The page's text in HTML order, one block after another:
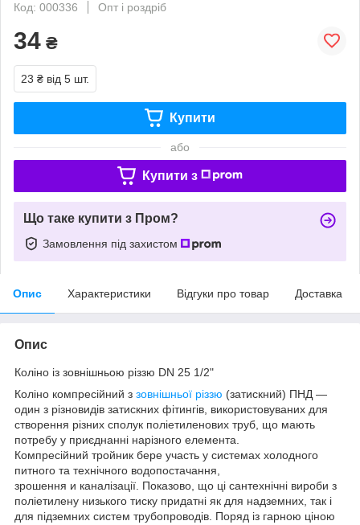
Код: 000336
Опт і роздріб
34 ₴
23 ₴ від 5 шт.
Купити
або
Купити з
Що таке купити з Пром?
Замовлення під захистом
Опис Характеристики Відгуки про товар Доставка
Опис
Коліно із зовнішньою різзю DN 25 1/2"
Коліно компресійний з зовнішньої різзю (затискний) ПНД —
один з різновидів затискних фітингів, використовуваних для
створення різних сполук поліетиленових труб, що мають
потребу у приєднанні нарізного елемента.
Компресійний тройник бере участь у системах холодного
питного та технічного водопостачання,
зрошення и каналізації. Показово, що ці сантехнічні вироби з
поліетилену низького тиску придатні як для надземних, так і
для підземних систем трубопроводів. Поряд із гарною ціною